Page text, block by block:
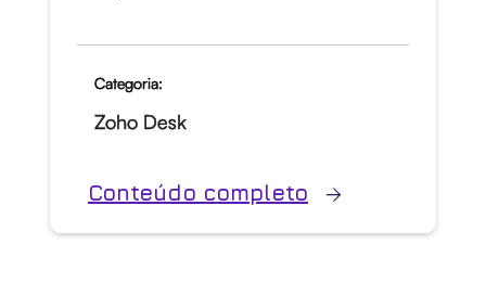
Categoria:
Zoho Desk
Conteúdo completo